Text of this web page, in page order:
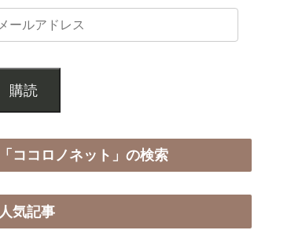
購読
「ココロノネット」の検索
人気記事